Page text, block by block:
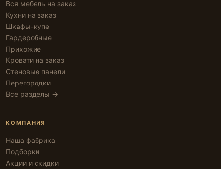
Вся мебель на заказ
Кухни на заказ
Шкафы-купе
Гардеробные
Прихожие
Кровати на заказ
Стеновые панели
Перегородки
Все разделы →
КОМПАНИЯ
Наша фабрика
Подборки
Акции и скидки